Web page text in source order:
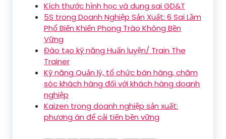
Kích thước hình học và dung sai GD&T
5S trong Doanh Nghiệp Sản Xuất: 6 Sai Lầm
Phổ Biến Khiến Phong Trào Không Bền
Vững
Đào tạo kỹ năng Huấn luyện/ Train The
Trainer
Kỹ năng Quản lý, tổ chức bán hàng, chăm
sóc khách hàng đối với khách hàng doanh
nghiệp
Kaizen trong doanh nghiệp sản xuất:
phương án để cải tiến bền vững